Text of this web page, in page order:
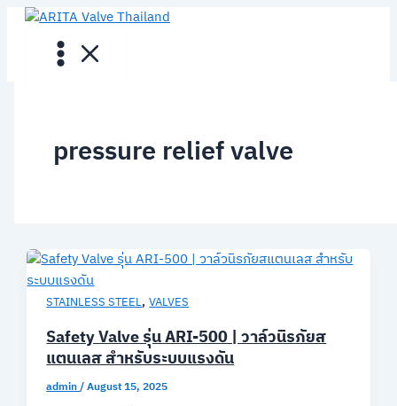
Skip
pressure relief valve
STAINLESS STEEL,VALVES
Safety Valve รุ่น ARI-500 | วาล์วนิรภัยส
แตนเลส สำหรับระบบแรงดัน
admin/August 15, 2025